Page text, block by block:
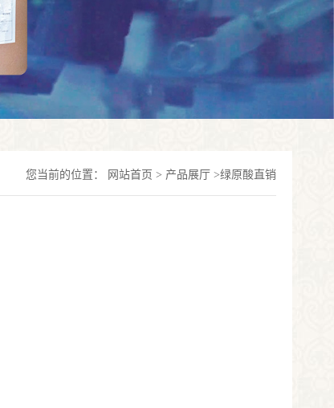
您当前的位置： 网站首页 > 产品展厅 >绿原酸直销